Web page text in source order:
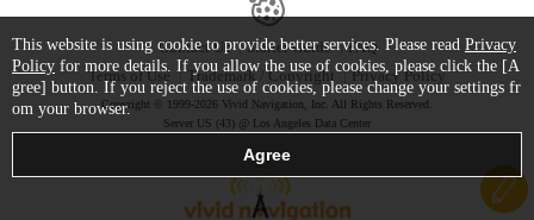
Contact Us Starter Guide
FAQ
Terms of Use
Trademark / Copyright Privacy Policy
Copyright © 1999-2026 Vivid Navigation, Inc. All Rights Reserved.
Server US (43) @ Los Angeles Data Center
This website is using cookie to provide better services. Please read Privacy
Policy for more details. If you allow the use of cookies, please click the [A
gree] button. If you reject the use of cookies, please change your settings fr
om your browser.